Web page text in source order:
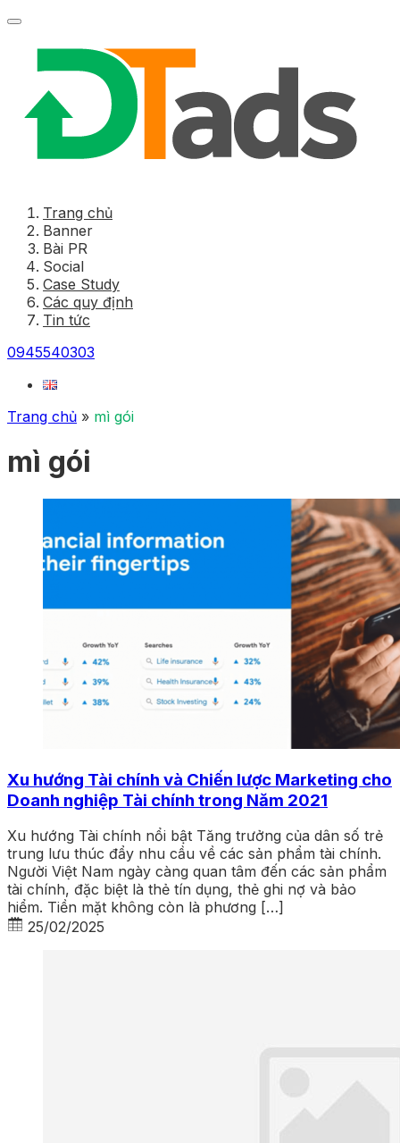
Trang chủ
Banner
Bài PR
Social
Case Study
Các quy định
Tin tức
0945540303
Trang chủ » mì gói
mì gói
Xu hướng Tài chính và Chiến lược Marketing cho
Doanh nghiệp Tài chính trong Năm 2021
Xu hướng Tài chính nổi bật Tăng trưởng của dân số trẻ
trung lưu thúc đẩy nhu cầu về các sản phẩm tài chính.
Người Việt Nam ngày càng quan tâm đến các sản phẩm
tài chính, đặc biệt là thẻ tín dụng, thẻ ghi nợ và bảo
hiểm. Tiền mặt không còn là phương […]
25/02/2025